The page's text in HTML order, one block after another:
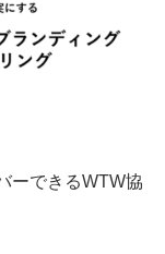
ーできるWTW協